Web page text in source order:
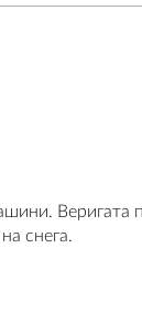
Веригата
снега.